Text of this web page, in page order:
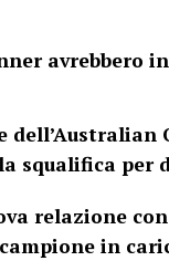
avrebbero
dell’Australian
squalifica per
relazione
in